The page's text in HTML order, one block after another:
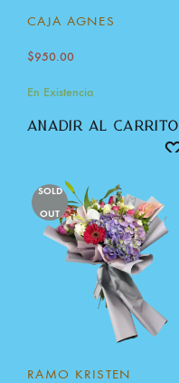
CAJA AGNES
$950.00
En Existencia
añadir al carrito
SOLD
OUT
RAMO KRISTEN